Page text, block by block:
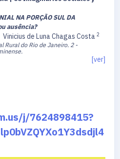
NA PORÇÃO SUL DA
ausência?
Vinicius de Luna Chagas Costa 2
Rural do Rio de Janeiro. 2 -
[ver]
j/7624898415?